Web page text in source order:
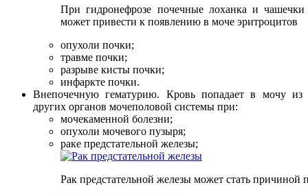
При гидронефрозе почечные лоханка и чашечки
может привести к появлению в моче эритроцитов
опухоли почки;
травме почки;
разрыве кисты почки;
инфаркте почки.
Внепочечную гематурию. Кровь попадает в мочу из
других органов мочеполовой системы при:
мочекаменной болезни;
опухоли мочевого пузыря;
раке предстательной железы;
Рак предстательной железы может стать причиной